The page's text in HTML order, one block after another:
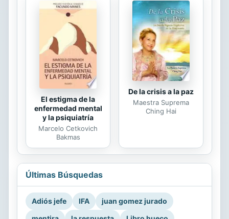
El estigma de la
enfermedad mental
y la psiquiatría
Marcelo Cetkovich
Bakmas
De la crisis a la paz
Maestra Suprema
Ching Hai
Últimas Búsquedas
Adiós jefe IFA
juan gomez jurado